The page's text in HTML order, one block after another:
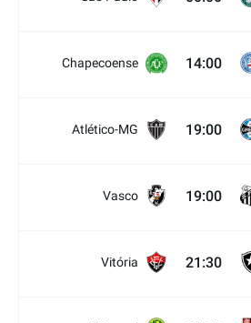
Chapecoense 14:00
Atlético-MG 19:00
Vasco 19:00
Vitória 21:30